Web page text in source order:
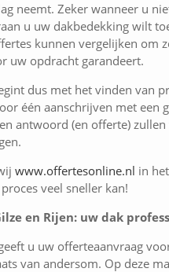
neemt. Zeker wanneer u
u uw dakbedekking wilt
kunnen vergelijken om
uw opdracht garandeert.
dus met het vinden van
één aanschrijven met
antwoord (en offerte)
www.offertesonline.nl in
veel sneller kan!
en Rijen: uw dak
u uw offerteaanvraag
van andersom. Op deze